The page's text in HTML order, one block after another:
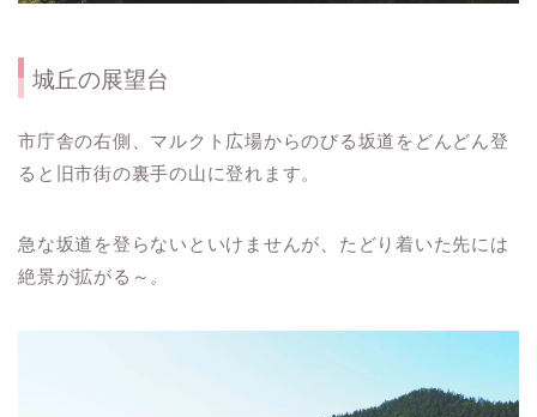
城丘の展望台
市庁舎の右側、マルクト広場からのびる坂道をどんどん登
ると旧市街の裏手の山に登れます。
急な坂道を登らないといけませんが、たどり着いた先には
絶景が拡がる～。